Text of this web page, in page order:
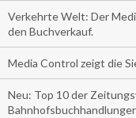
Verkehrte Welt: Der
den Buchverkauf.
Media Control zeigt die
Neu: Top 10 der